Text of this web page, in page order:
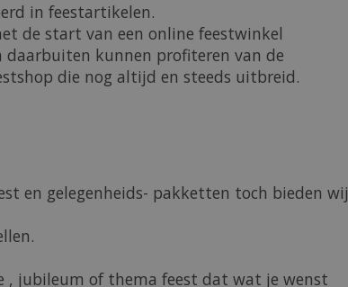
in feestartikelen.
de start van een online feestwinkel
kunnen profiteren van de
die nog altijd en steeds uitbreid.
en gelegenheids- pakketten toch bieden wij
, jubileum of thema feest dat wat je wenst